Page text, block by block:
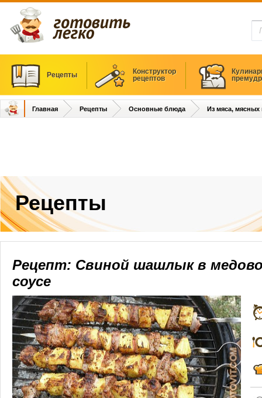
Рецепты
Конструктор
рецептов
Главная Рецепты Основные блюда Из мяса, мясных
Рецепты
Рецепт: Свиной шашлык в
соусе